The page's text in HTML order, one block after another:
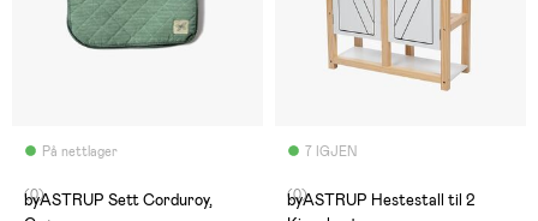
På nettlager
(0)
byASTRUP Sett Corduroy,
7 IGJEN
(0)
byASTRUP Hestestall til 2